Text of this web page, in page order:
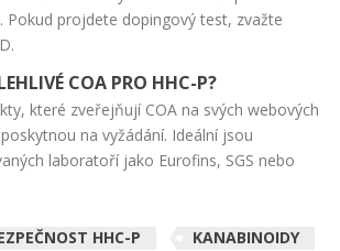
Pokud projdete dopingový test, zvažte
COA PRO HHC-P?
které zveřejňují COA na svých webových
na vyžádání. Ideální jsou
laboratoří jako Eurofins, SGS nebo
HHC-P
KANABINOIDY